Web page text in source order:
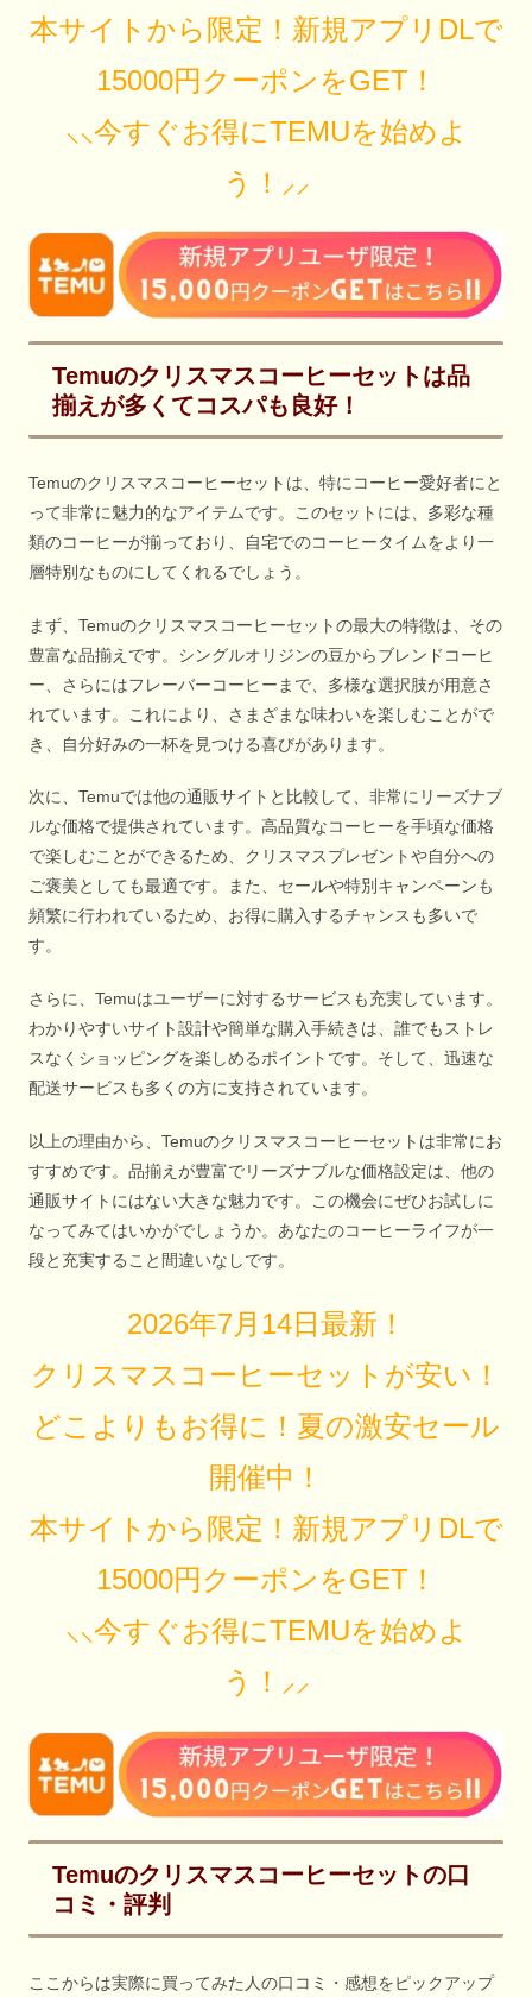
本サイトから限定！新規アプリDLで
15000円クーポンをGET！
⸜⸜今すぐお得にTEMUを始めよ
う！⸝⸝
Temuのクリスマスコーヒーセットは品
揃えが多くてコスパも良好！
Temuのクリスマスコーヒーセットは、特にコーヒー愛好者にと
って非常に魅力的なアイテムです。このセットには、多彩な種
類のコーヒーが揃っており、自宅でのコーヒータイムをより一
層特別なものにしてくれるでしょう。
まず、Temuのクリスマスコーヒーセットの最大の特徴は、その
豊富な品揃えです。シングルオリジンの豆からブレンドコーヒ
ー、さらにはフレーバーコーヒーまで、多様な選択肢が用意さ
れています。これにより、さまざまな味わいを楽しむことがで
き、自分好みの一杯を見つける喜びがあります。
次に、Temuでは他の通販サイトと比較して、非常にリーズナブ
ルな価格で提供されています。高品質なコーヒーを手頃な価格
で楽しむことができるため、クリスマスプレゼントや自分への
ご褒美としても最適です。また、セールや特別キャンペーンも
頻繁に行われているため、お得に購入するチャンスも多いで
す。
さらに、Temuはユーザーに対するサービスも充実しています。
わかりやすいサイト設計や簡単な購入手続きは、誰でもストレ
スなくショッピングを楽しめるポイントです。そして、迅速な
配送サービスも多くの方に支持されています。
以上の理由から、Temuのクリスマスコーヒーセットは非常にお
すすめです。品揃えが豊富でリーズナブルな価格設定は、他の
通販サイトにはない大きな魅力です。この機会にぜひお試しに
なってみてはいかがでしょうか。あなたのコーヒーライフが一
段と充実すること間違いなしです。
2026年7月14日最新！
クリスマスコーヒーセットが安い！
どこよりもお得に！夏の激安セール
開催中！
本サイトから限定！新規アプリDLで
15000円クーポンをGET！
⸜⸜今すぐお得にTEMUを始めよ
う！⸝⸝
Temuのクリスマスコーヒーセットの口
コミ・評判
ここからは実際に買ってみた人の口コミ・感想をピックアップ